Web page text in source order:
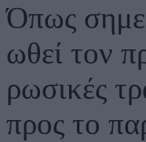
Όπως
ωθεί τον
ρωσικές
προς το